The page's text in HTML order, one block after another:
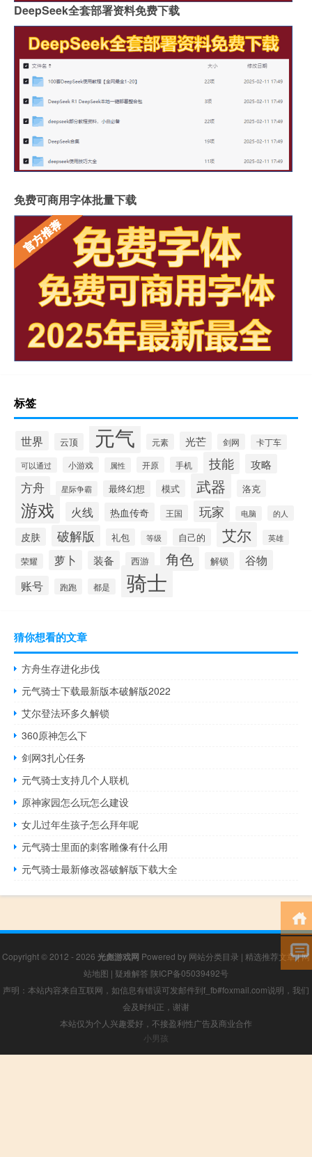
DeepSeek全套部署资料免费下载
免费可商用字体批量下载
标签
世界 云顶 元气 元素 光芒 剑网 卡丁车
可以通过 小游戏 属性 开原 手机 技能 攻略
方舟 星际争霸 最终幻想 模式 武器 洛克
游戏 火线 热血传奇 王国 玩家 电脑 的人
皮肤 破解版 礼包 等级 自己的 艾尔 英雄
荣耀 萝卜 装备 西游 角色 解锁 谷物
账号 跑跑 都是 骑士
猜你想看的文章
方舟生存进化步伐
元气骑士下载最新版本破解版2022
艾尔登法环多久解锁
360原神怎么下
剑网3扎心任务
元气骑士支持几个人联机
原神家园怎么玩怎么建设
女儿过年生孩子怎么拜年呢
元气骑士里面的刺客雕像有什么用
元气骑士最新修改器破解版下载大全
Copyright © 2012 - 2026 光彪游戏网 Powered by 网站分类目录 | 精选推荐文章|网
站地图 | 疑难解答 陕ICP备05039492号
声明：本站内容来自互联网，如信息有错误可发邮件到f_fb#foxmail.com说明，我们
会及时纠正，谢谢
本站仅为个人兴趣爱好，不接盈利性广告及商业合作
小男孩